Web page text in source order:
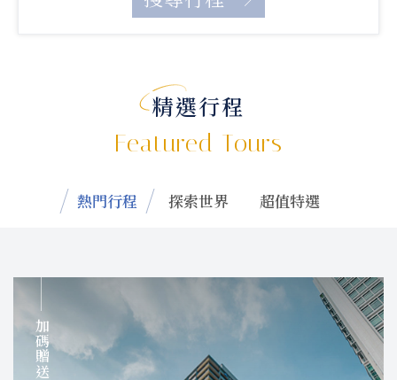
精選行程
Featured Tours
熱門行程 探索世界 超值特選
加碼贈送